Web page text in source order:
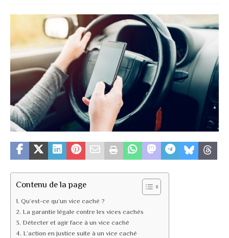
Contenu de la page
Qu’est-ce qu’un vice caché ?
La garantie légale contre les vices cachés
Détecter et agir face à un vice caché
L’action en justice suite à un vice caché